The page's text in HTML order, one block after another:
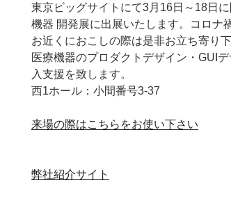
東京ビッグサイトにて3月16日～18日
機器 開発展に出展いたします。コロナ
お近くにおこしの際は是非お立ち寄り下
医療機器のプロダクトデザイン・GUI
入支援を致します。
西1ホール：小間番号3-37
来場の際はこちらをお使い下さい
弊社紹介サイト